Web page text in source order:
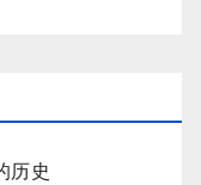
历史